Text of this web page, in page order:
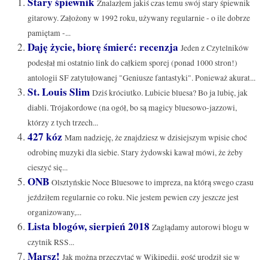
Znalazłem jakiś czas temu swój stary śpiewnik
gitarowy. Założony w 1992 roku, używany regularnie - o ile dobrze
pamiętam -...
Daję życie, biorę śmierć: recenzja Jeden z Czytelników
podesłał mi ostatnio link do całkiem sporej (ponad 1000 stron!)
antologii SF zatytułowanej "Geniusze fantastyki". Ponieważ akurat...
St. Louis Slim Dziś króciutko. Lubicie bluesa? Bo ja lubię, jak
diabli. Trójakordowe (na ogół, bo są magicy bluesowo-jazzowi,
którzy z tych trzech...
427 kóz Mam nadzieję, że znajdziesz w dzisiejszym wpisie choć
odrobinę muzyki dla siebie. Stary żydowski kawał mówi, że żeby
cieszyć się...
ONB Olsztyńskie Noce Bluesowe to impreza, na którą swego czasu
jeździłem regularnie co roku. Nie jestem pewien czy jeszcze jest
organizowany,...
Lista blogów, sierpień 2018 Zaglądamy autorowi blogu w
czytnik RSS...
Marsz! Jak można przeczytać w Wikipedii, gość urodził się w